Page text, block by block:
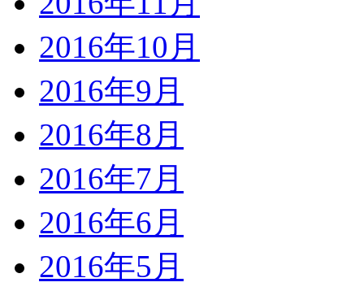
2016年10月
2016年9月
2016年8月
2016年7月
2016年6月
2016年5月